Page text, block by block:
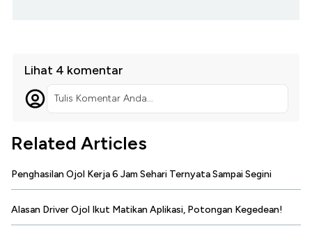
Lihat 4 komentar
Tulis Komentar Anda...
Related Articles
Penghasilan Ojol Kerja 6 Jam Sehari Ternyata Sampai Segini
Alasan Driver Ojol Ikut Matikan Aplikasi, Potongan Kegedean!